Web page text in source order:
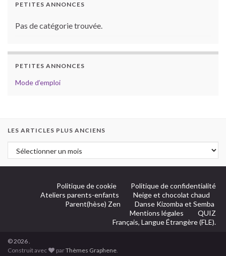
PETITES ANNONCES
Pas de catégorie trouvée.
PETITES ANNONCES
Mode d’emploi
LES ARTICLES PLUS ANCIENS
Politique de cookie
Politique de confidentialité
Ateliers parents-enfants
Neige et chocolat chaud
Parent(hèse) Zen
Danse Kizomba et Semba
Mentions légales
QUIZ
Français, Langue Étrangère (FLE).
© 2026 .
Construit avec
parThèmes Graphene.